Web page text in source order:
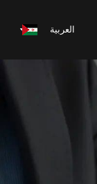
العربية